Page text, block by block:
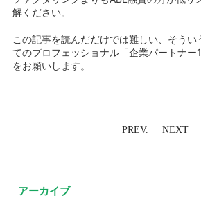
解ください。
この記事を読んだだけでは難しい、そう
てのプロフェッショナル「企業パートナー
をお願いします。
PREV. NEXT
アーカイブ